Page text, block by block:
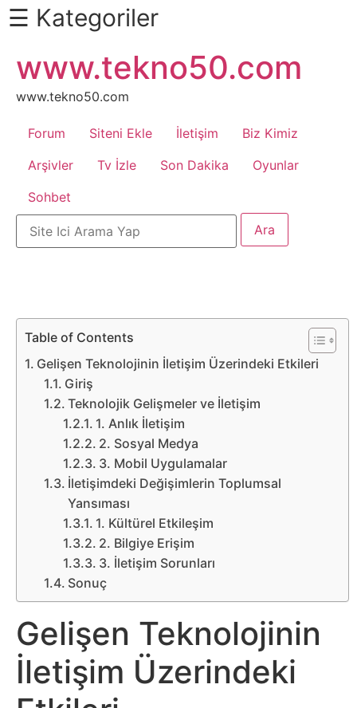
Daha
Fazlası
İçin
Kaydır
Android
Apk
Arabalar
İşlemleri
Belgesel
Bilgi
Bilgisayar
Bilim
Bitcoin
Bitkiler
Çizgi
Film
Diğer
☰ Kategoriler
atla
www.tekno50.com
www.tekno50.com
Forum Siteni Ekle İletişim
Biz Kimiz
Arşivler
Tv İzle Son Dakika
Oyunlar
Sohbet
Table of Contents
Gelişen Teknolojinin İletişim Üzerindeki Etkileri
Giriş
Teknolojik Gelişmeler ve İletişim
1. Anlık İletişim
2. Sosyal Medya
3. Mobil Uygulamalar
İletişimdeki Değişimlerin Toplumsal
Yansıması
1. Kültürel Etkileşim
2. Bilgiye Erişim
3. İletişim Sorunları
Sonuç
Gelişen Teknolojinin
İletişim Üzerindeki